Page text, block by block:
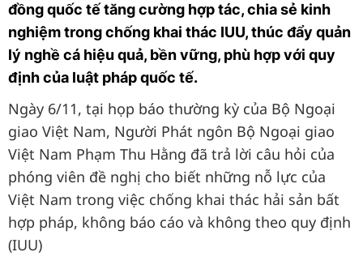
đồng quốc tế tăng cường hợp tác, chia sẻ kinh
nghiệm trong chống khai thác IUU, thúc đẩy quản
lý nghề cá hiệu quả, bền vững, phù hợp với quy
định của luật pháp quốc tế.
Ngày 6/11, tại họp báo thường kỳ của Bộ Ngoại
giao Việt Nam, Người Phát ngôn Bộ Ngoại giao
Việt Nam Phạm Thu Hằng đã trả lời câu hỏi của
phóng viên đề nghị cho biết những nỗ lực của
Việt Nam trong việc chống khai thác hải sản bất
hợp pháp, không báo cáo và không theo quy định
(IUU)